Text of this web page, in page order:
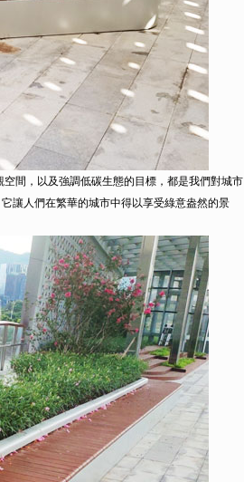
間，以及強調低碳生態的目標，都是我們對城市
讓人們在繁華的城市中得以享受綠意盎然的景